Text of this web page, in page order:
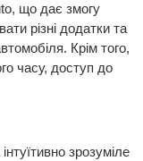
що дає змогу
різні додатки та
Крім того,
часу, доступ до
зрозуміле